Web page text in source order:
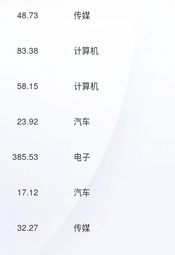
48.73 传媒
83.38 计算机
58.15 计算机
23.92 汽车
385.53 电子
17.12 汽车
32.27 传媒